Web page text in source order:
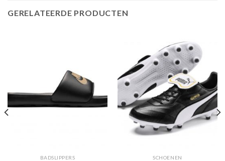
GERELATEERDE PRODUCTEN
BADSLIPPERS SCHOENEN